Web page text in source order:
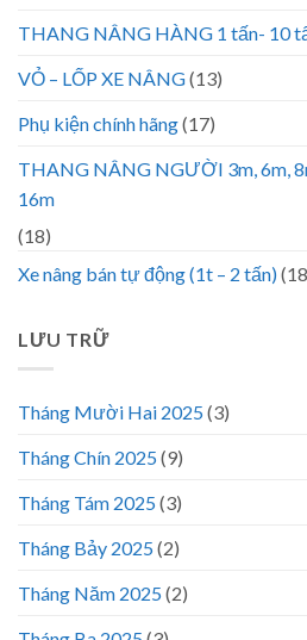
THANG NÂNG HÀNG 1 tấn- 10
VỎ – LỐP XE NÂNG(13)
Phụ kiện chính hãng(17)
THANG NÂNG NGƯỜI 3m, 6m,
16m
(18)
Xe nâng bán tự động (1t – 2 tấn)
LƯU TRỮ
Tháng Mười Hai 2025(3)
Tháng Chín 2025(9)
Tháng Tám 2025(3)
Tháng Bảy 2025(2)
Tháng Năm 2025(2)